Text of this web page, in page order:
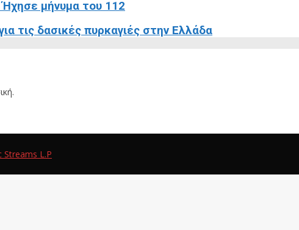
μήνυμα του 112
τις δασικές πυρκαγιές στην Ελλάδα
Streams L.P